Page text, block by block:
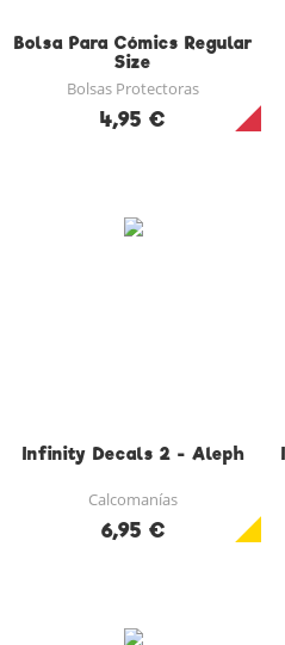
Bolsa Para Cómics Regular
Size
Bolsas Protectoras
4,95 €
Infinity Decals 2 - Aleph
Calcomanías
6,95 €